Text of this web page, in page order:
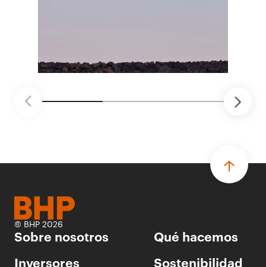
mantenimiento robótico, limpieza submarina y
© BHP 2026
Sobre nosotros
Qué hacemos
Inversores
Sostenibilidad